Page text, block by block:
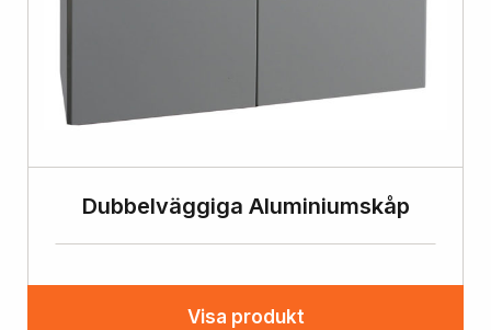
Dubbelväggiga Aluminiumskåp
Visa produkt